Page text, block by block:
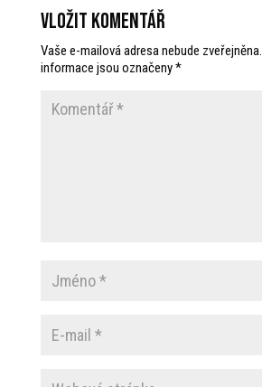
Vložit komentář
Vaše e-mailová adresa nebude zveřejněna.
informace jsou označeny*